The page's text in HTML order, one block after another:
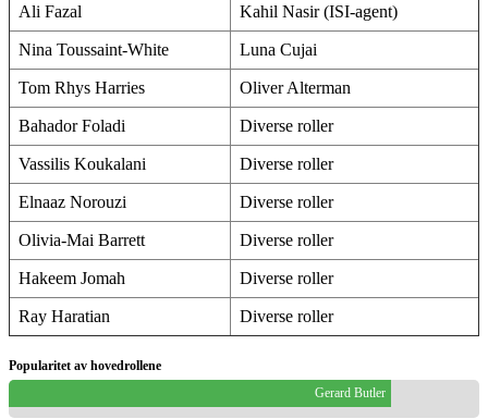
Ali Fazal Kahil Nasir (ISI-agent)
Nina Toussaint-White Luna Cujai
Tom Rhys Harries Oliver Alterman
Bahador Foladi Diverse roller
Vassilis Koukalani Diverse roller
Elnaaz Norouzi Diverse roller
Olivia-Mai Barrett Diverse roller
Hakeem Jomah Diverse roller
Ray Haratian Diverse roller
Popularitet av hovedrollene
Gerard Butler